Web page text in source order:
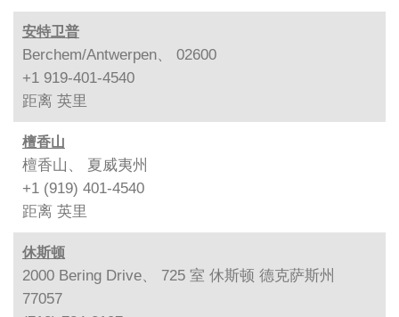
安特卫普
Berchem/Antwerpen、 02600
+1 919-401-4540
距离 英里
檀香山
檀香山、 夏威夷州
+1 (919) 401-4540
距离 英里
休斯顿
2000 Bering Drive、 725 室 休斯顿 德克萨斯州
77057